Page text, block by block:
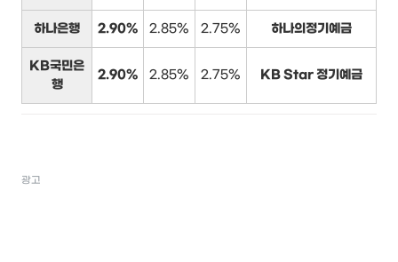
하나은행 2.90% 2.85% 2.75% 하나의정기예금
KB국민은
행
2.90% 2.85% 2.75% KB Star 정기예금
광고